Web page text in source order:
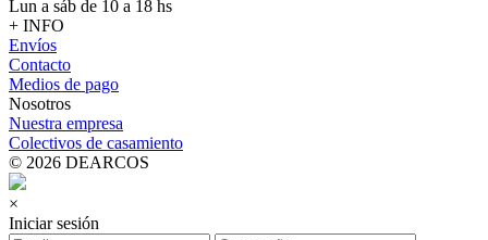
Lun a sáb de 10 a 18 hs
+ INFO
Envíos
Contacto
Medios de pago
Nosotros
Nuestra empresa
Colectivos de casamiento
© 2026 DEARCOS
×
Iniciar sesión